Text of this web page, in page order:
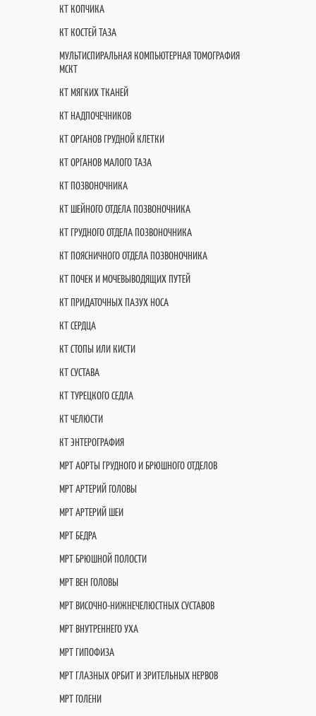
КТ КОПЧИКА
КТ КОСТЕЙ ТАЗА
МУЛЬТИСПИРАЛЬНАЯ КОМПЬЮТЕРНАЯ ТОМОГРАФИЯ
МСКТ
КТ МЯГКИХ ТКАНЕЙ
КТ НАДПОЧЕЧНИКОВ
КТ ОРГАНОВ ГРУДНОЙ КЛЕТКИ
КТ ОРГАНОВ МАЛОГО ТАЗА
КТ ПОЗВОНОЧНИКА
КТ ШЕЙНОГО ОТДЕЛА ПОЗВОНОЧНИКА
КТ ГРУДНОГО ОТДЕЛА ПОЗВОНОЧНИКА
КТ ПОЯСНИЧНОГО ОТДЕЛА ПОЗВОНОЧНИКА
КТ ПОЧЕК И МОЧЕВЫВОДЯЩИХ ПУТЕЙ
КТ ПРИДАТОЧНЫХ ПАЗУХ НОСА
КТ СЕРДЦА
КТ СТОПЫ ИЛИ КИСТИ
КТ СУСТАВА
КТ ТУРЕЦКОГО СЕДЛА
КТ ЧЕЛЮСТИ
КТ ЭНТЕРОГРАФИЯ
МРТ АОРТЫ ГРУДНОГО И БРЮШНОГО ОТДЕЛОВ
МРТ АРТЕРИЙ ГОЛОВЫ
МРТ АРТЕРИЙ ШЕИ
МРТ БЕДРА
МРТ БРЮШНОЙ ПОЛОСТИ
МРТ ВЕН ГОЛОВЫ
МРТ ВИСОЧНО-НИЖНЕЧЕЛЮСТНЫХ СУСТАВОВ
МРТ ВНУТРЕННЕГО УХА
МРТ ГИПОФИЗА
МРТ ГЛАЗНЫХ ОРБИТ И ЗРИТЕЛЬНЫХ НЕРВОВ
МРТ ГОЛЕНИ